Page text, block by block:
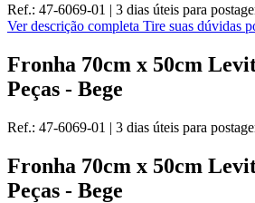
Ref.: 47-6069-01 | 3 dias úteis para
Ver descrição completa Tire suas dúvidas
Fronha 70cm x 50cm
Peças - Bege
Ref.: 47-6069-01 | 3 dias úteis para
Fronha 70cm x 50cm
Peças - Bege